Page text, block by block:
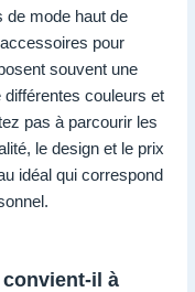
de mode haut de
pour
souvent une
couleurs et
pas à parcourir les
le design et le prix
idéal qui correspond
convient-il à